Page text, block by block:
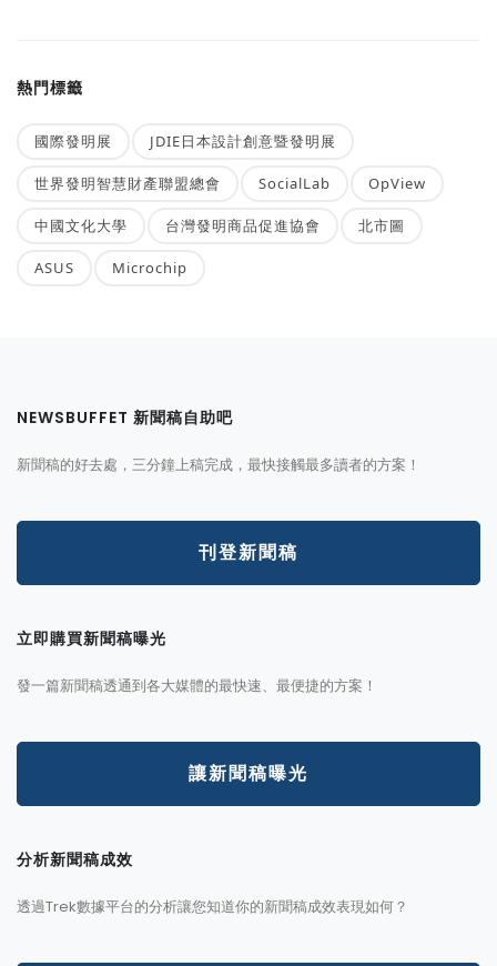
熱門標籤
國際發明展 JDIE日本設計創意暨發明展
世界發明智慧財產聯盟總會 SocialLab OpView
中國文化大學 台灣發明商品促進協會 北市圖
ASUS Microchip
NEWSBUFFET 新聞稿自助吧
新聞稿的好去處，三分鐘上稿完成，最快接觸最多讀者的方案！
刊登新聞稿
立即購買新聞稿曝光
發一篇新聞稿透通到各大媒體的最快速、最便捷的方案！
讓新聞稿曝光
分析新聞稿成效
透過Trek數據平台的分析讓您知道你的新聞稿成效表現如何？